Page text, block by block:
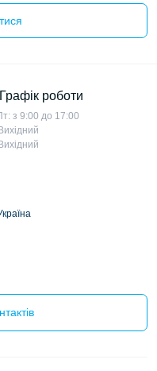
Графік роботи
з 9:00 до 17:00